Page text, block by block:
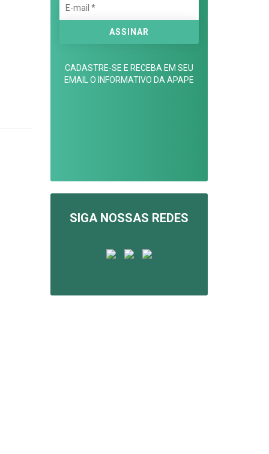
CADASTRE-SE E RECEBA EM SEU
EMAIL O INFORMATIVO DA APAPE
SIGA NOSSAS REDES